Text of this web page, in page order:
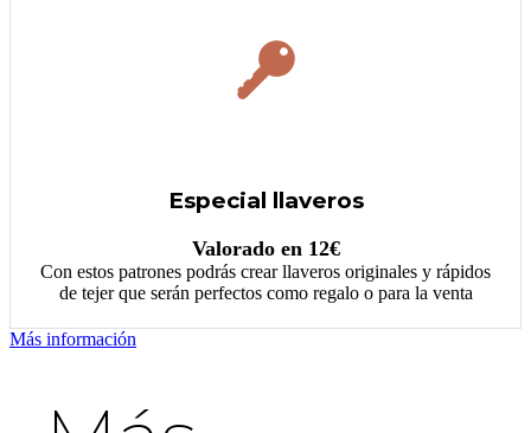
Especial llaveros
Valorado en 12€
Con estos patrones podrás crear llaveros originales y rápidos
de tejer que serán perfectos como regalo o para la venta
Más información